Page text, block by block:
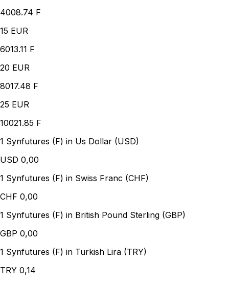
4008.74 F
15 EUR
6013.11 F
20 EUR
8017.48 F
25 EUR
10021.85 F
1 Synfutures (F) in Us Dollar (USD)
USD 0,00
1 Synfutures (F) in Swiss Franc (CHF)
CHF 0,00
1 Synfutures (F) in British Pound Sterling (GBP)
GBP 0,00
1 Synfutures (F) in Turkish Lira (TRY)
TRY 0,14